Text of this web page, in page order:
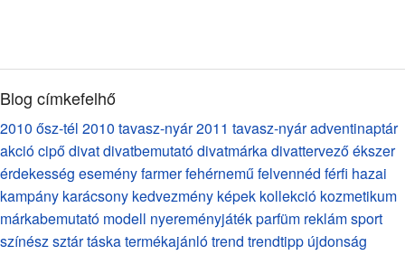
Blog címkefelhő
2010 ősz-tél 2010 tavasz-nyár2011 tavasz-nyáradventinaptár
akciócipődivatdivatbemutatódivatmárkadivattervezőékszer
érdekesség eseményfarmerfehérneműfelvennéd férfi hazai
kampány karácsony kedvezmény képek kollekció kozmetikum
márkabemutató modell nyereményjátékparfüm reklámsport
színészsztártáskatermékajánlótrend trendtipp újdonság